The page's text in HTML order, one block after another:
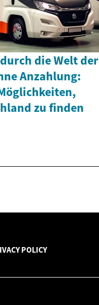
die Welt der
Anzahlung:
zu finden
POLICY